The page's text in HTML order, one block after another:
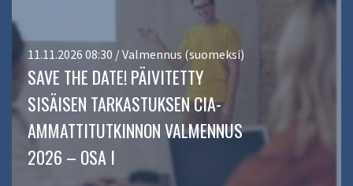
11.11.2026 08:30 / Valmennus (suomeksi)
SAVE THE DATE! PÄIVITETTY
SISÄISEN TARKASTUKSEN CIA-
AMMATTITUTKINNON VALMENNUS
2026 – OSA I